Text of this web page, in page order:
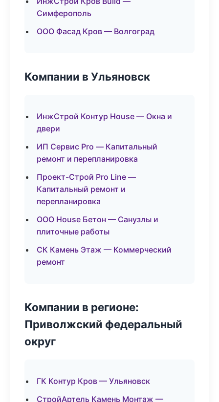
Симферополь
ООО Фасад Кров — Волгоград
Компании в Ульяновск
ИнжСтрой Контур House — Окна и
двери
ИП Сервис Pro — Капитальный
ремонт и перепланировка
Проект-Строй Pro Line —
Капитальный ремонт и
перепланировка
ООО House Бетон — Санузлы и
плиточные работы
СК Камень Этаж — Коммерческий
ремонт
Компании в регионе:
Приволжский федеральный
округ
ГК Контур Кров — Ульяновск
СтройАртель Камень Монтаж —